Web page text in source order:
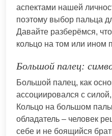
аспектами нашей
поэтому выбор пальца
Давайте разберёмся,
кольцо на том или ином
Большой палец:
Большой палец, как
ассоциировался с
Кольцо на большом
обладатель – человек
себе и не боящийся